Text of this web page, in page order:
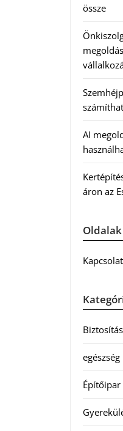
össze
AI
áron az
Oldalak
Kapcsolat
Biztosítás
egészség
Építőipar